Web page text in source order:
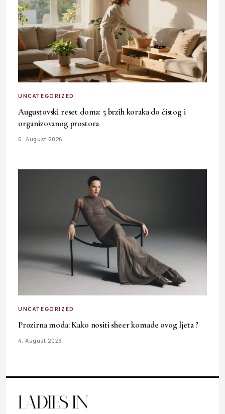
UNCATEGORIZED
Augustovski reset doma: 5 brzih koraka do čistog i
organizovanog prostora
6. August 2026.
UNCATEGORIZED
Prozirna moda: Kako nositi sheer komade ovog ljeta ?
4. August 2026.